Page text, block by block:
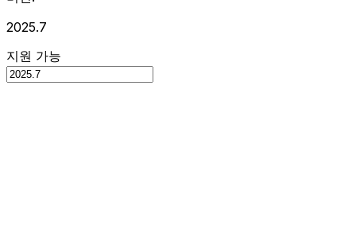
2025.7
지원 가능